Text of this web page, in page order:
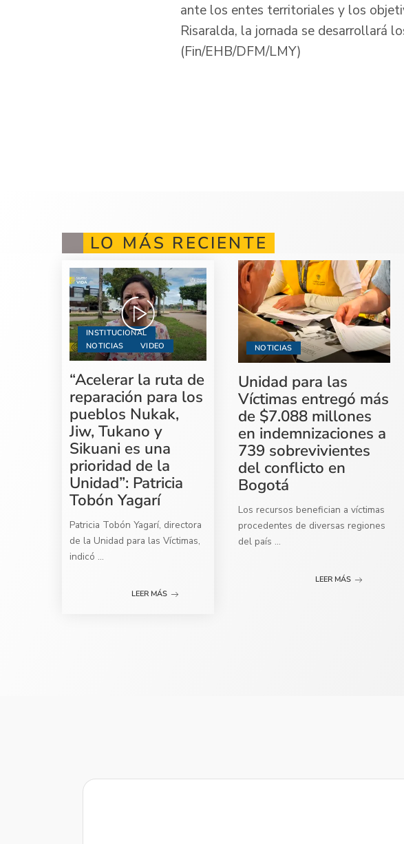
ante los entes territoriales y los
Risaralda, la jornada se desarrollará
(Fin/EHB/DFM/LMY)
LO MÁS RECIENTE
INSTITUCIONAL
NOTICIAS
VIDEO
“Acelerar la ruta de
reparación para los
pueblos Nukak,
Jiw, Tukano y
Sikuani es una
prioridad de la
Unidad”: Patricia
Tobón Yagarí
Patricia Tobón Yagarí, directora
de la Unidad para las Víctimas,
indicó ...
LEER MÁS
NOTICIAS
Unidad para las
Víctimas entregó más
de $7.088 millones
en indemnizaciones a
739 sobrevivientes
del conflicto en
Bogotá
Los recursos benefician a víctimas
procedentes de diversas regiones
del país ...
LEER MÁS